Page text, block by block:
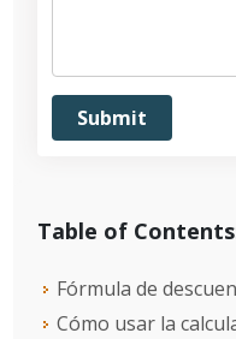
Table of
Fórmula de
Cómo usar la